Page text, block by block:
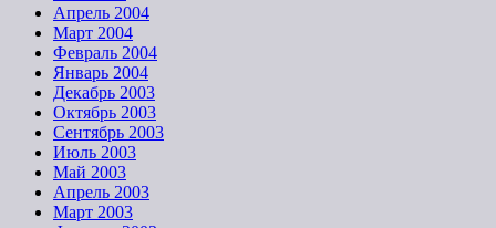
Апрель 2004
Март 2004
Февраль 2004
Январь 2004
Декабрь 2003
Октябрь 2003
Сентябрь 2003
Июль 2003
Май 2003
Апрель 2003
Март 2003